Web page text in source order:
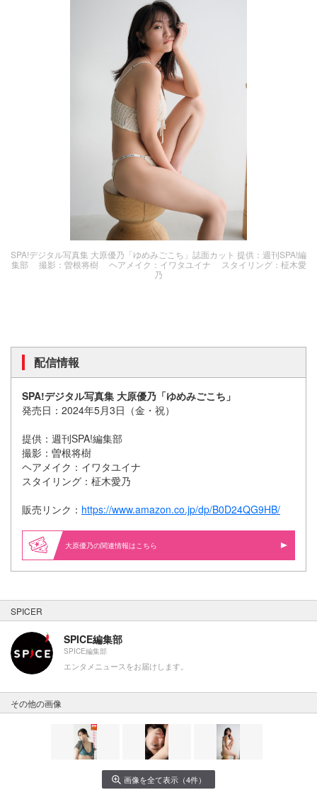
SPA!デジタル写真集 大原優乃「ゆめみごこち」誌面カット 提供：週刊SPA!編
集部 撮影：曽根将樹 ヘアメイク：イワタユイナ スタイリング：柾木愛
乃
配信情報
SPA!デジタル写真集 大原優乃「ゆめみごこち」
発売日：2024年5月3日（金・祝）
提供：週刊SPA!編集部
撮影：曽根将樹
ヘアメイク：イワタユイナ
スタイリング：柾木愛乃
販売リンク： https://www.amazon.co.jp/dp/B0D24QG9HB/
大原優乃の関連情報はこちら
SPICER
SPICE編集部
SPICE編集部
エンタメニュースをお届けします。
その他の画像
画像を全て表示（4件）